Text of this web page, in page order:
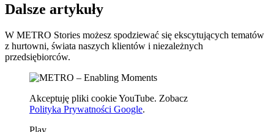
Dalsze artykuły
W METRO Stories możesz spodziewać się ekscytujących tematów
z hurtowni, świata naszych klientów i niezależnych
przedsiębiorców.
Akceptuję pliki cookie YouTube. Zobacz
Polityka Prywatności Google.
Play